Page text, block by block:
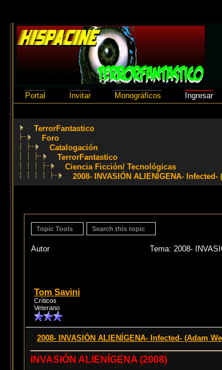
Portal Invitar Monográficos Ingresar
TerrorFantastico
Foro
Catalogación
TerrorFantastico
Ciencia Ficción/ Tecnológicas
2008- INVASIÓN ALIENÍGENA-
Topic Tools Search this topic
Autor Tema: 2008-
Tom Savini
Críticos
Veterano
2008- INVASIÓN ALIENÍGENA- Infected- (Adam
INVASIÓN ALIENÍGENA (2008)